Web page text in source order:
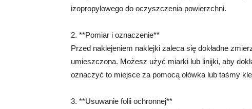
izopropylowego do oczyszczenia powierzchni.
2. **Pomiar i oznaczenie**
Przed naklejeniem naklejki zaleca się dokładne
umieszczona. Możesz użyć miarki lub linijki, aby
oznaczyć to miejsce za pomocą ołówka lub taśmy
3. **Usuwanie folii ochronnej**